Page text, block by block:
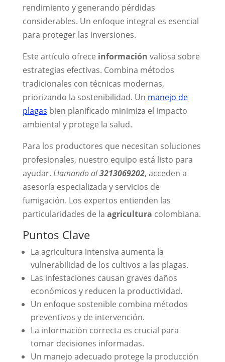
rendimiento y generando pérdidas
considerables. Un enfoque integral es esencial
para proteger las inversiones.
Este artículo ofrece información valiosa sobre
estrategias efectivas. Combina métodos
tradicionales con técnicas modernas,
priorizando la sostenibilidad. Un manejo de
plagas bien planificado minimiza el impacto
ambiental y protege la salud.
Para los productores que necesitan soluciones
profesionales, nuestro equipo está listo para
ayudar. Llamando al3213069202, acceden a
asesoría especializada y servicios de
fumigación. Los expertos entienden las
particularidades de la agricultura colombiana.
Puntos Clave
La agricultura intensiva aumenta la
vulnerabilidad de los cultivos a las plagas.
Las infestaciones causan graves daños
económicos y reducen la productividad.
Un enfoque sostenible combina métodos
preventivos y de intervención.
La información correcta es crucial para
tomar decisiones informadas.
Un manejo adecuado protege la producción